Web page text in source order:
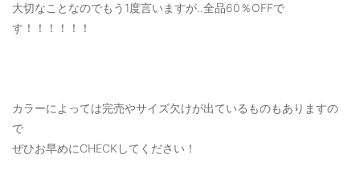
大切なことなのでもう1度言いますが‥全品60％OFFで
す！！！！！！
カラーによっては完売やサイズ欠けが出ているものもありますの
で
ぜひお早めにCHECKしてください！